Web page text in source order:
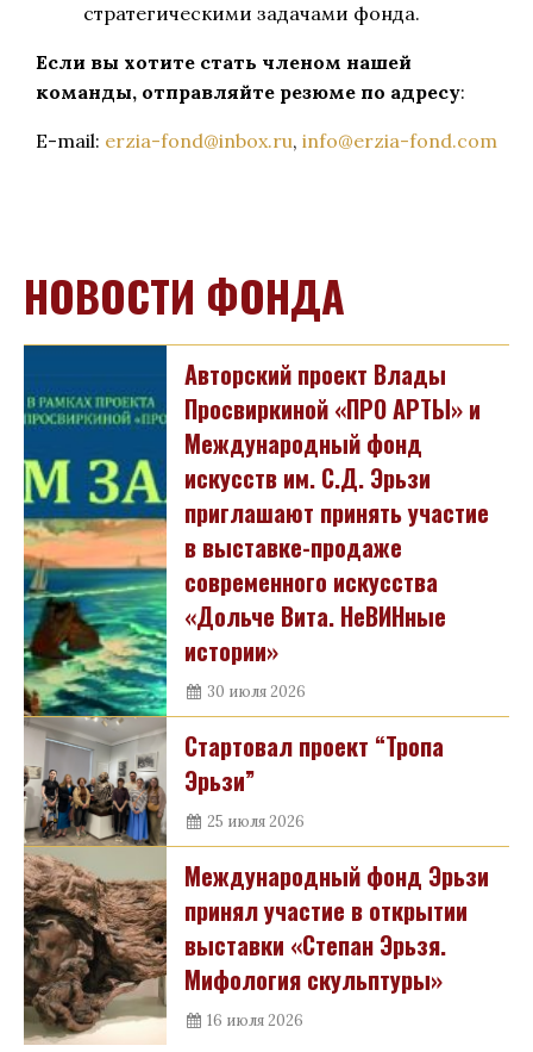
стратегическими задачами фонда.
Если вы хотите стать членом нашей
команды, отправляйте резюме по адресу:
E-mail: erzia-fond@inbox.ru, info@erzia-fond.com
НОВОСТИ ФОНДА
Авторский проект Влады
Просвиркиной «ПРО АРТЫ» и
Международный фонд
искусств им. С.Д. Эрьзи
приглашают принять участие
в выставке-продаже
современного искусства
«Дольче Вита. НеВИНные
истории»
30 июля 2026
Стартовал проект “Тропа
Эрьзи”
25 июля 2026
Международный фонд Эрьзи
принял участие в открытии
выставки «Степан Эрьзя.
Мифология скульптуры»
16 июля 2026